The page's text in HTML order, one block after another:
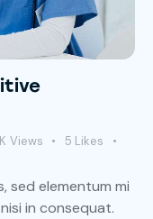
Views 5 Likes
sed elementum mi
in consequat.